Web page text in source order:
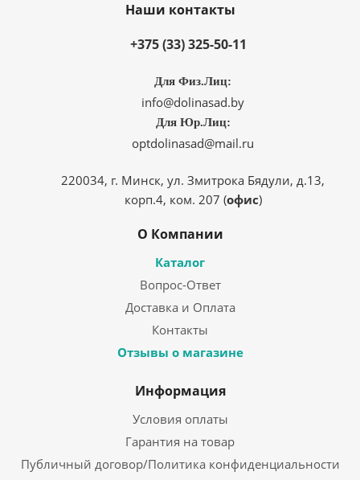
Наши контакты
+375 (33) 325-50-11
Для Физ.Лиц:
info@dolinasad.by
Для Юр.Лиц:
optdolinasad@mail.ru
220034, г. Минск, ул. Змитрока Бядули, д.13,
корп.4, ком. 207 (офис)
О Компании
Каталог
Вопрос-Ответ
Доставка и Оплата
Контакты
Отзывы о магазине
Информация
Условия оплаты
Гарантия на товар
Публичный договор/Политика конфиденциальности